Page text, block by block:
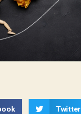
Twitter